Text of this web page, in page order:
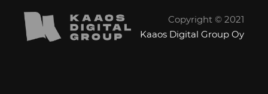
Copyright © 2021
Kaaos Digital Group Oy